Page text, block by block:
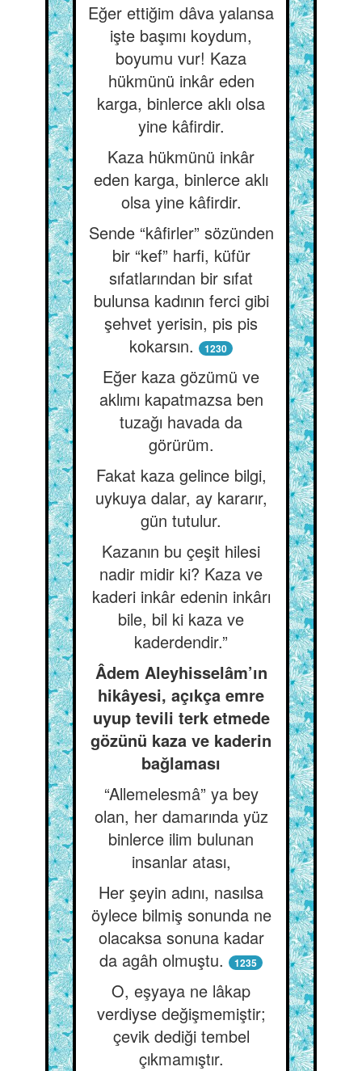
Eğer ettiğim dâva yalansa
işte başımı koydum,
boyumu vur! Kaza
hükmünü inkâr eden
karga, binlerce aklı olsa
yine kâfirdir.
Kaza hükmünü inkâr
eden karga, binlerce aklı
olsa yine kâfirdir.
Sende “kâfirler” sözünden
bir “kef” harfi, küfür
sıfatlarından bir sıfat
bulunsa kadının ferci gibi
şehvet yerisin, pis pis
kokarsın.
1230
Eğer kaza gözümü ve
aklımı kapatmazsa ben
tuzağı havada da
görürüm.
Fakat kaza gelince bilgi,
uykuya dalar, ay kararır,
gün tutulur.
Kazanın bu çeşit hilesi
nadir midir ki? Kaza ve
kaderi inkâr edenin inkârı
bile, bil ki kaza ve
kaderdendir.”
Âdem Aleyhisselâm’ın
hikâyesi, açıkça emre
uyup tevili terk etmede
gözünü kaza ve kaderin
bağlaması
“Allemelesmâ” ya bey
olan, her damarında yüz
binlerce ilim bulunan
insanlar atası,
Her şeyin adını, nasılsa
öylece bilmiş sonunda ne
olacaksa sonuna kadar
da agâh olmuştu.
1235
O, eşyaya ne lâkap
verdiyse değişmemiştir;
çevik dediği tembel
çıkmamıştır.